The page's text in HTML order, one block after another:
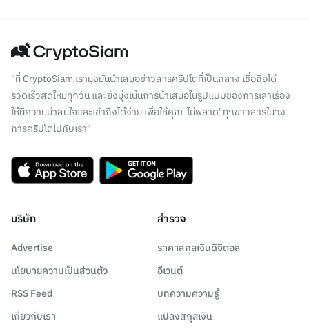
"ที่ CryptoSiam เรามุ่งมั่นนำเสนอข่าวสารคริปโตที่เป็นกลาง เชื่อถือได้
รวดเร็วสดใหม่ทุกวัน และยังมุ่งเน้นการนำเสนอในรูปแบบของการเล่าเรื่อง
ให้มีความน่าสนใจและเข้าถึงได้ง่าย เพื่อให้คุณ 'ไม่พลาด' ทุกข่าวสารในวง
การคริปโตไปกับเรา"
บริษัท
Advertise
นโยบายความเป็นส่วนตัว
RSS Feed
เกี่ยวกับเรา
สำรวจ
ราคาสกุลเงินดิจิตอล
อีเวนต์
บทความความรู้
แปลงสกุลเงิน